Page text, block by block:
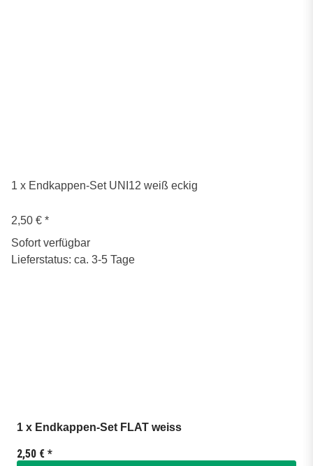
1 x Endkappen-Set UNI12 weiß eckig
2,50 € *
Sofort verfügbar
Lieferstatus: ca. 3-5 Tage
1 x Endkappen-Set FLAT weiss
2,50 € *